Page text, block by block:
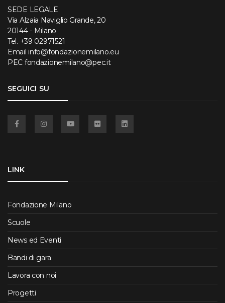
SEDE LEGALE
Via Alzaia Naviglio Grande, 20
20144 - Milano
Tel. +39 02971521
Email info@fondazionemilano.eu
PEC fondazionemilano@pec.it
SEGUICI SU
LINK
Fondazione Milano
Scuole
News ed Eventi
Bandi di gara
Lavora con noi
Progetti